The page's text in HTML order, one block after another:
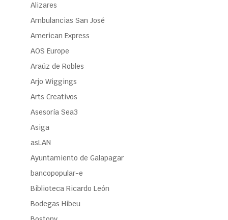
Alizares
Ambulancias San José
American Express
AOS Europe
Araúz de Robles
Arjo Wiggings
Arts Creativos
Asesoría Sea3
Asiga
asLAN
Ayuntamiento de Galapagar
bancopopular-e
Biblioteca Ricardo León
Bodegas Hibeu